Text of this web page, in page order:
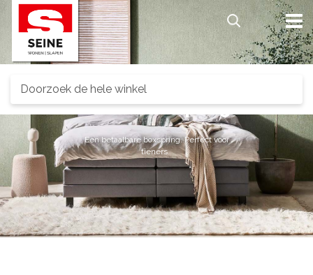
Search
Scandi Boxspring.
Een betaalbare boxspring. Perfect voor
tieners.